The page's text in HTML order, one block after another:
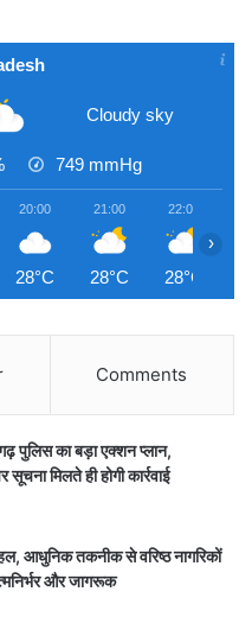
Cloudy sky
749 mmHg
20:00
28°C
21:00
28°C
22:00
28°C
›
Comments
पुलिस का बड़ा एक्शन प्लान,
मिलते ही होगी कार्रवाई
आधुनिक तकनीक से वरिष्ठ नागरिकों
और जागरूक